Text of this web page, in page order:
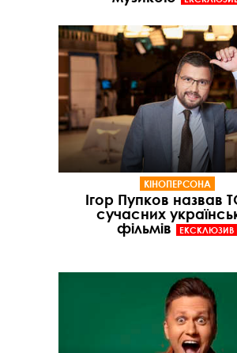
КІНОПЕРСОНА
Ігор Пупков назвав
сучасних
фільмів
ЕКСКЛЮЗИВ